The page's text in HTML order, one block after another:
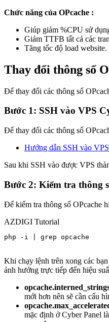
Chức năng của OPcache :
Giúp giảm %CPU sử
Giảm TTFB tất cả các
Tăng tốc độ load website.
Thay đổi thông số
Để thay đổi các thông số
Bước 1: SSH vào VPS
Để thay đổi các thông số
Hướng dẫn SSH vào
Sau khi SSH vào được VPS
Bước 2: Kiểm tra thông
Để kiểm tra thông số OPcache
AZDIGI Tutorial
php -i | grep opcache
Khi chạy lệnh trên xong các
ảnh hưởng trực tiếp đến hiệu
mới hơn nên sẽ cần cấu
mặc định ở Cyber Panel